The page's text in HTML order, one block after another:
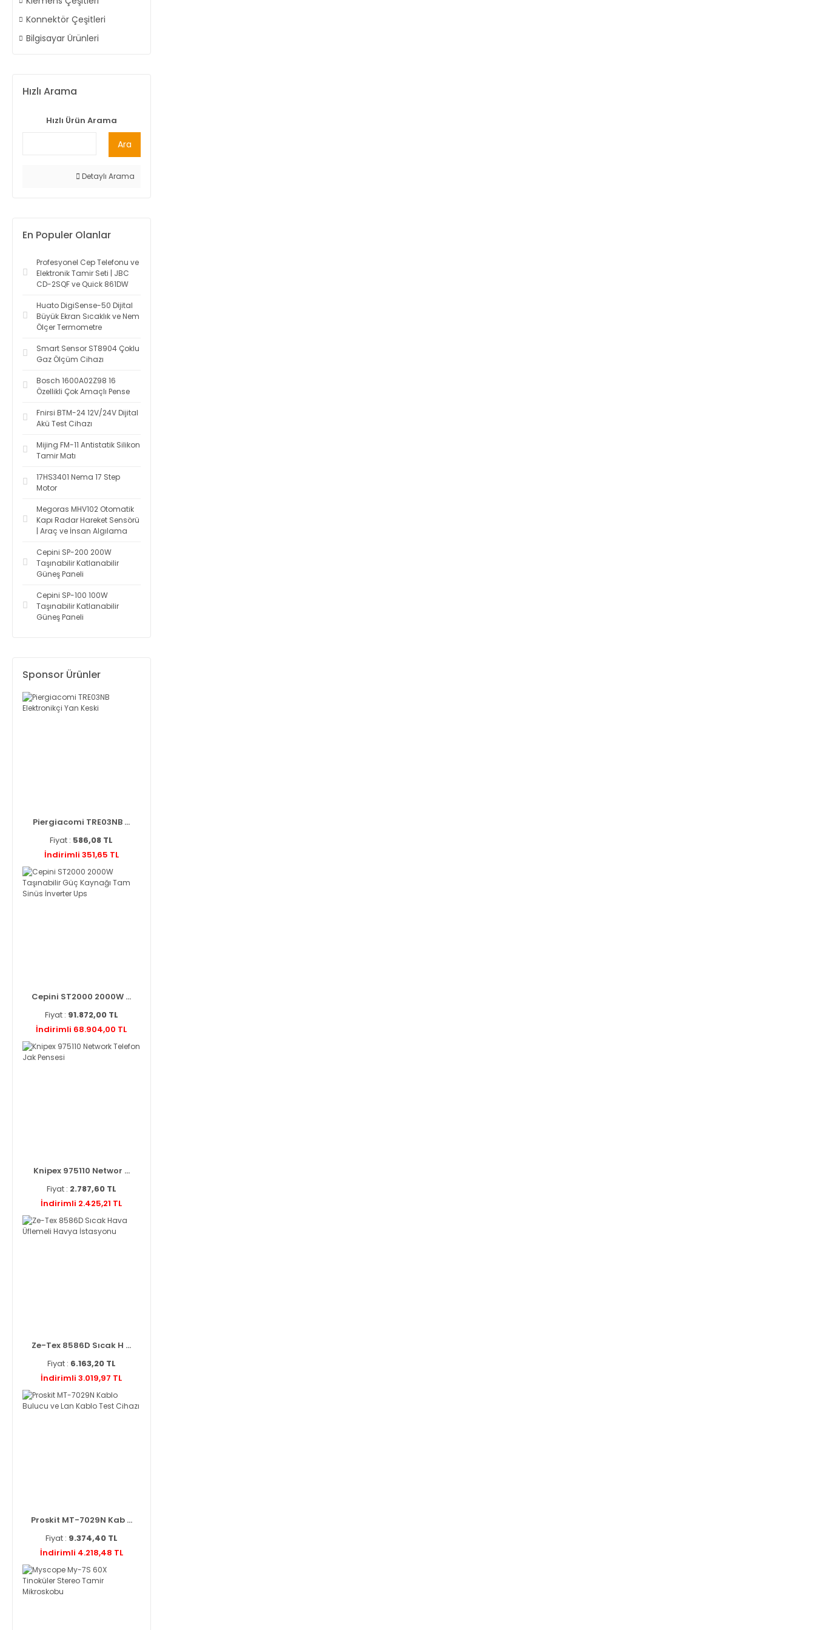
Konnektör Çeşitleri
Bilgisayar Ürünleri
Hızlı Arama
Hızlı Ürün Arama
Ara
Detaylı Arama
En Populer Olanlar
Profesyonel Cep Telefonu ve
Elektronik Tamir Seti | JBC
CD-2SQF ve Quick 861DW
Huato DigiSense-50 Dijital
Büyük Ekran Sıcaklık ve Nem
Ölçer Termometre
Smart Sensor ST8904 Çoklu
Gaz Ölçüm Cihazı
Bosch 1600A02Z98 16
Özellikli Çok Amaçlı Pense
Fnirsi BTM-24 12V/24V Dijital
Akü Test Cihazı
Mijing FM-11 Antistatik Silikon
Tamir Matı
17HS3401 Nema 17 Step
Motor
Megoras MHV102 Otomatik
Kapı Radar Hareket Sensörü
| Araç ve İnsan Algılama
Cepini SP-200 200W
Taşınabilir Katlanabilir
Güneş Paneli
Cepini SP-100 100W
Taşınabilir Katlanabilir
Güneş Paneli
Sponsor Ürünler
Piergiacomi TRE03NB ...
Fiyat : 586,08 TL
İndirimli 351,65 TL
Cepini ST2000 2000W ...
Fiyat : 91.872,00 TL
İndirimli 68.904,00 TL
Knipex 975110 Networ ...
Fiyat : 2.787,60 TL
İndirimli 2.425,21 TL
Ze-Tex 8586D Sıcak H ...
Fiyat : 6.163,20 TL
İndirimli 3.019,97 TL
Proskit MT-7029N Kab ...
Fiyat : 9.374,40 TL
İndirimli 4.218,48 TL